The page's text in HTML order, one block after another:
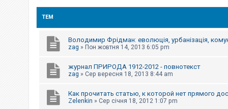
ТЕМ
Володимир Фрідман: еволюція, урбанізація,
zag » Пон жовтня 14, 2013 6:05 pm
журнал ПРИРОДА 1912-2012 - повнотекст
zag » Сер вересня 18, 2013 8:44 am
Как прочитать статью, к которой нет прямого
Zelenkin » Сер січня 18, 2012 1:07 pm